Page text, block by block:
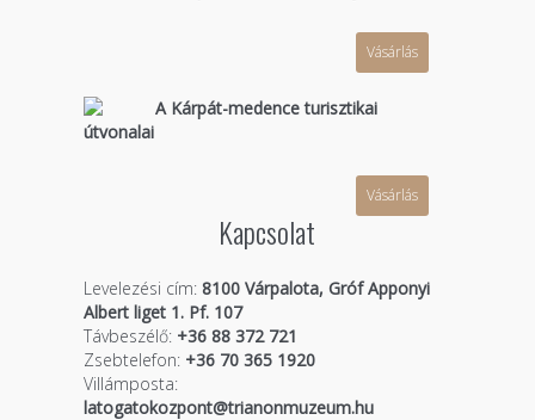
Vásárlás
A Kárpát-medence turisztikai
útvonalai
Vásárlás
Kapcsolat
Levelezési cím: 8100 Várpalota, Gróf Apponyi
Albert liget 1. Pf. 107
Távbeszélő:+36 88 372 721
Zsebtelefon:+36 70 365 1920
Villámposta:
latogatokozpont@trianonmuzeum.hu